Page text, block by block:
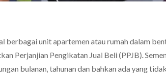
berbagai unit apartemen atau rumah dalam
Perjanjian Pengikatan Jual Beli (PPJB).
bulanan, tahunan dan bahkan ada yang tidak